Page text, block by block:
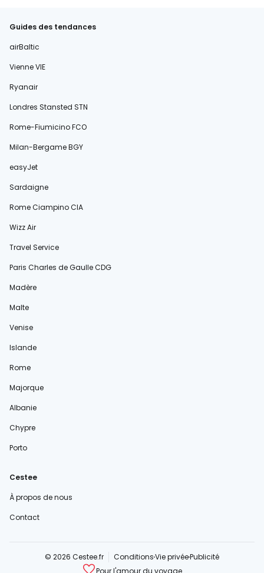
Guides des tendances
airBaltic
Vienne VIE
Ryanair
Londres Stansted STN
Rome-Fiumicino FCO
Milan-Bergame BGY
easyJet
Sardaigne
Rome Ciampino CIA
Wizz Air
Travel Service
Paris Charles de Gaulle CDG
Madère
Malte
Venise
Islande
Rome
Majorque
Albanie
Chypre
Porto
Cestee
À propos de nous
Contact
© 2026 Cestee.fr ConditionsVie privéePublicité
Pour l'amour du voyage